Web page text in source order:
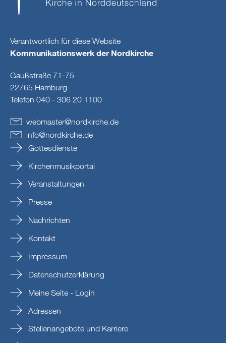
Verantwortlich für diese Website
Kommunikationswerk der Nordkirche
Gaußstraße 71-75
22765 Hamburg
Telefon 040 - 306 20 1100
webmaster@nordkirche.de
info@nordkirche.de
Gottesdienste
Kirchenmusikportal
Veranstaltungen
Presse
Nachrichten
Kontakt
Impressum
Datenschutzerklärung
Meine Seite - Login
Adressen
Stellenangebote und Karriere